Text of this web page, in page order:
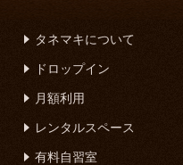
タネマキについて
ドロップイン
月額利用
レンタルスペース
有料自習室